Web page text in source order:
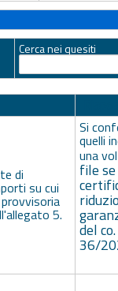
Cerca nei quesiti
di
su cui
5.
Si
quelli
una
file
del
36/